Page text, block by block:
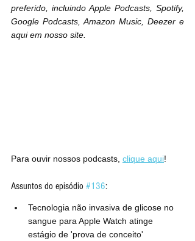
preferido, incluindo Apple Podcasts, Spotify,
Google Podcasts, Amazon Music, Deezer e
aqui em nosso site.
Para ouvir nossos podcasts, clique aqui!
Assuntos do episódio #136:
Tecnologia não invasiva de glicose no
sangue para Apple Watch atinge
estágio de 'prova de conceito'